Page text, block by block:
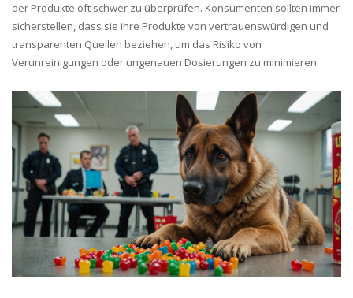
der Produkte oft schwer zu überprüfen. Konsumenten sollten immer
sicherstellen, dass sie ihre Produkte von vertrauenswürdigen und
transparenten Quellen beziehen, um das Risiko von
Verunreinigungen oder ungenauen Dosierungen zu minimieren.